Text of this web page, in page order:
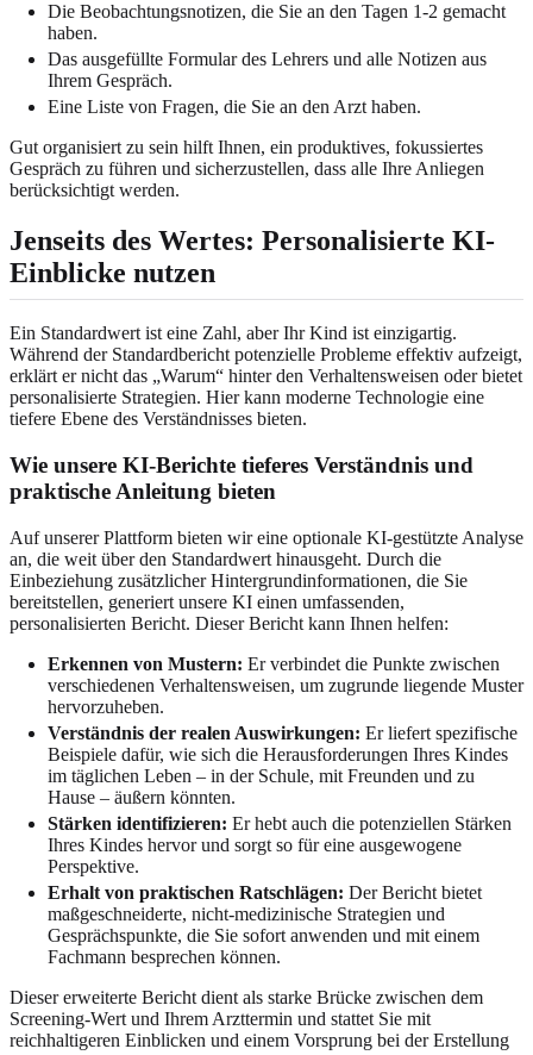
Die Beobachtungsnotizen, die Sie an den Tagen 1-2 gemacht
haben.
Das ausgefüllte Formular des Lehrers und alle Notizen aus
Ihrem Gespräch.
Eine Liste von Fragen, die Sie an den Arzt haben.
Gut organisiert zu sein hilft Ihnen, ein produktives, fokussiertes
Gespräch zu führen und sicherzustellen, dass alle Ihre Anliegen
berücksichtigt werden.
Jenseits des Wertes: Personalisierte KI-
Einblicke nutzen
Ein Standardwert ist eine Zahl, aber Ihr Kind ist einzigartig.
Während der Standardbericht potenzielle Probleme effektiv aufzeigt,
erklärt er nicht das „Warum“ hinter den Verhaltensweisen oder bietet
personalisierte Strategien. Hier kann moderne Technologie eine
tiefere Ebene des Verständnisses bieten.
Wie unsere KI-Berichte tieferes Verständnis und
praktische Anleitung bieten
Auf unserer Plattform bieten wir eine optionale KI-gestützte Analyse
an, die weit über den Standardwert hinausgeht. Durch die
Einbeziehung zusätzlicher Hintergrundinformationen, die Sie
bereitstellen, generiert unsere KI einen umfassenden,
personalisierten Bericht. Dieser Bericht kann Ihnen helfen:
Erkennen von Mustern: Er verbindet die Punkte zwischen
verschiedenen Verhaltensweisen, um zugrunde liegende Muster
hervorzuheben.
Verständnis der realen Auswirkungen: Er liefert spezifische
Beispiele dafür, wie sich die Herausforderungen Ihres Kindes
im täglichen Leben – in der Schule, mit Freunden und zu
Hause – äußern könnten.
Stärken identifizieren: Er hebt auch die potenziellen Stärken
Ihres Kindes hervor und sorgt so für eine ausgewogene
Perspektive.
Erhalt von praktischen Ratschlägen: Der Bericht bietet
maßgeschneiderte, nicht-medizinische Strategien und
Gesprächspunkte, die Sie sofort anwenden und mit einem
Fachmann besprechen können.
Dieser erweiterte Bericht dient als starke Brücke zwischen dem
Screening-Wert und Ihrem Arzttermin und stattet Sie mit
reichhaltigeren Einblicken und einem Vorsprung bei der Erstellung